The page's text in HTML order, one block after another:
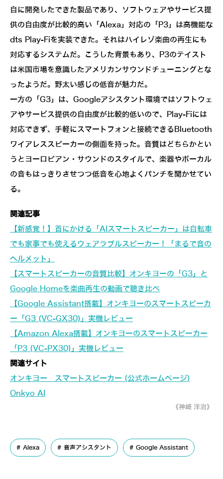
自に開発したできた製品であり、ソフトウェアやサービス提
供の自由度が比較的高い「Alexa」対応の「P3」は高機能な
dts Play-Fiを実装できた。それはハイレゾ楽曲の再生にも
対応するシステムだ。こうした背景もあり、P3のテイスト
は米国市場を意識したアメリカンサウンドチューニングとな
ったようだ。野太い感じの低音が魅力だ。
一方の「G3」は、Googleアシスタント環境ではソフトウェ
アやサービス提供の自由度が比較的低いので、Play-Fiには
対応できず、手軽にスマートフォンと接続できるBluetooth
ワイアレススピーカーの側面を持った。音質はどちらかとい
うとヨーロピアン・サウンドのスタイルで、楽器やボーカル
の音もはっきりさせつつ低音を心地よくパンチを聞かせてい
る。
関連記事
【新感覚！】首にかける「AIスマートスピーカー」は自転車
でも家事でも使えるウェアラブルスピーカー！「まるで音の
ヘルメット」
【スマートスピーカーの音質比較】オンキヨーの「G3」と
Google Homeを楽曲再生の動画で聴き比べ
【Google Assistant搭載】オンキヨーのスマートスピーカ
ー「G3 (VC-GX30)」実機レビュー
【Amazon Alexa搭載】オンキヨーのスマートスピーカー
「P3 (VC-PX30)」実機レビュー
関連サイト
オンキヨー スマートスピーカー (公式ホームページ)
Onkyo AI
《神崎 洋治》
Alexa 音声アシスタント Google Assistant